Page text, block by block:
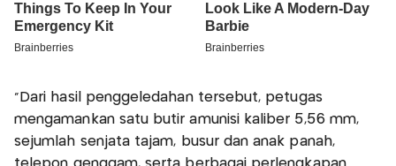
“Dari hasil penggeledahan tersebut, petugas
mengamankan satu butir amunisi kaliber 5,56 mm,
sejumlah senjata tajam, busur dan anak panah,